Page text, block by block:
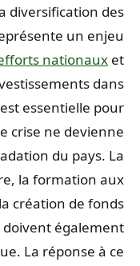
diversification des
un enjeu
nationaux et
dans
essentielle pour
crise ne devienne
du pays. La
la formation aux
création de fonds
doivent également
La réponse à ce